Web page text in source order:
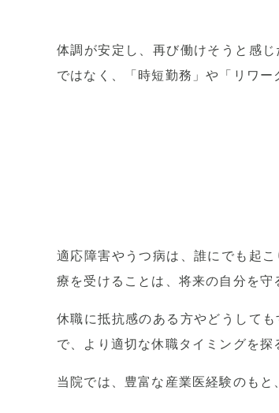
体調が安定し、再び働けそうと感
ではなく、「時短勤務」や「リワー
適応障害やうつ病は、誰にでも起
療を受けることは、将来の自分を守
休職に抵抗感のある方やどうして
で、より適切な休職タイミングを探
当院では、豊富な産業医経験のも